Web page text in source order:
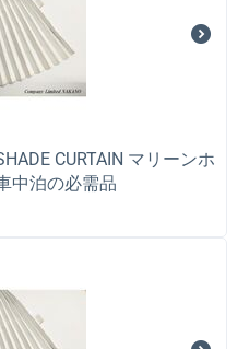
CURTAIN マリーンホ
中泊の必需品